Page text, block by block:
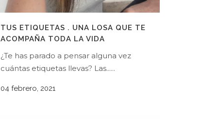
TUS ETIQUETAS . UNA LOSA QUE TE
ACOMPAÑA TODA LA VIDA
¿Te has parado a pensar alguna vez
cuántas etiquetas llevas? Las......
04 febrero, 2021